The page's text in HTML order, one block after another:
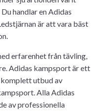
handlar en Adidas
är att vara bäst
erfarenhet från tävling,
Adidas kampsport är ett
utbud av
Alla Adidas
av professionella